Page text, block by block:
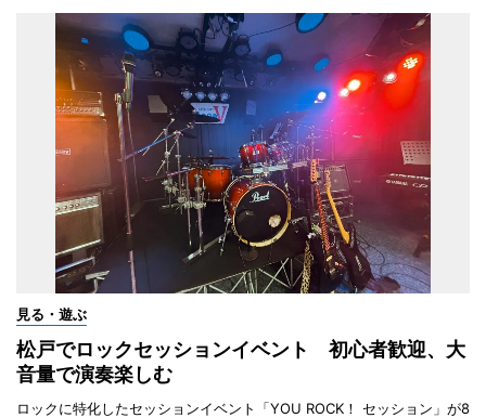
見る・遊ぶ
松戸でロックセッションイベント 初心者歓迎、大
音量で演奏楽しむ
ロックに特化したセッションイベント「YOU ROCK！ セッション」が8